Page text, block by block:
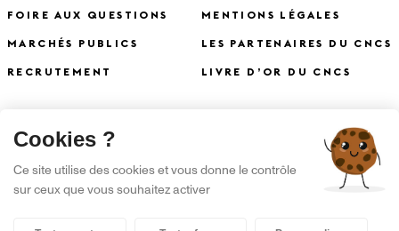
FOIRE AUX QUESTIONS
MARCHÉS PUBLICS
RECRUTEMENT
MENTIONS LÉGALES
LES PARTENAIRES DU CNCS
LIVRE D’OR DU CNCS
S'INSCRIRE À LA NEWSLETTER X
Cookies ?
Ce site utilise des cookies et vous donne le contrôle
sur ceux que vous souhaitez activer